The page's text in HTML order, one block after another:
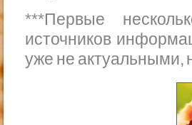
***Первые
источников
уже не актуальными,